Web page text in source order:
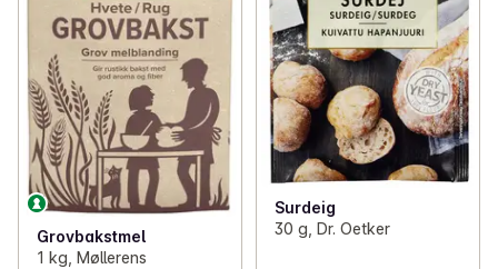
Grovbakstmel
1 kg, Møllerens
Surdeig
30 g, Dr. Oetker